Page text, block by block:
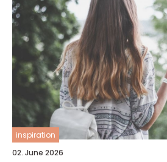
inspiration
02. June 2026